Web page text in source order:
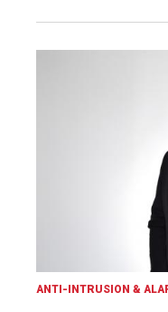
ANTI-INTRUSION &